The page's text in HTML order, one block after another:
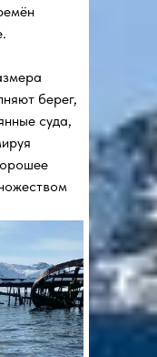
берег,
суда,